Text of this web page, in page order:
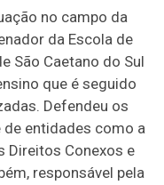
no campo da
da Escola de
São Caetano do Sul
que é seguido
Defendeu os
entidades como a
Direitos Conexos e
responsável pela